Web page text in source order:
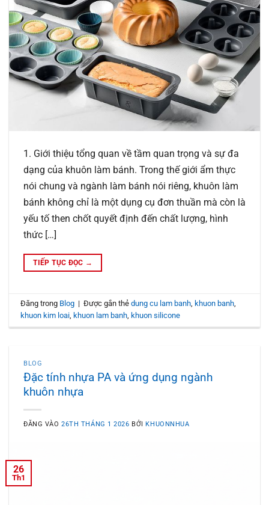
1. Giới thiệu tổng quan về tầm quan trọng và sự đa
dạng của khuôn làm bánh. Trong thế giới ẩm thực
nói chung và ngành làm bánh nói riêng, khuôn làm
bánh không chỉ là một dụng cụ đơn thuần mà còn là
yếu tố then chốt quyết định đến chất lượng, hình
thức […]
TIẾP TỤC ĐỌC →
Đăng trong Blog | Được gắn thẻdung cu lam banh, khuon banh,
khuon kim loai, khuon lam banh, khuon silicone
BLOG
Đặc tính nhựa PA và ứng dụng ngành
khuôn nhựa
ĐĂNG VÀO26TH THÁNG 1 2026 BỞIKHUONNHUA
26
Th1